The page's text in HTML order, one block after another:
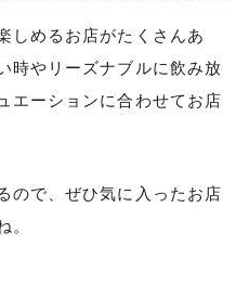
しめるお店がたくさんあ
時やリーズナブルに飲み放
エーションに合わせてお店
ので、ぜひ気に入ったお店